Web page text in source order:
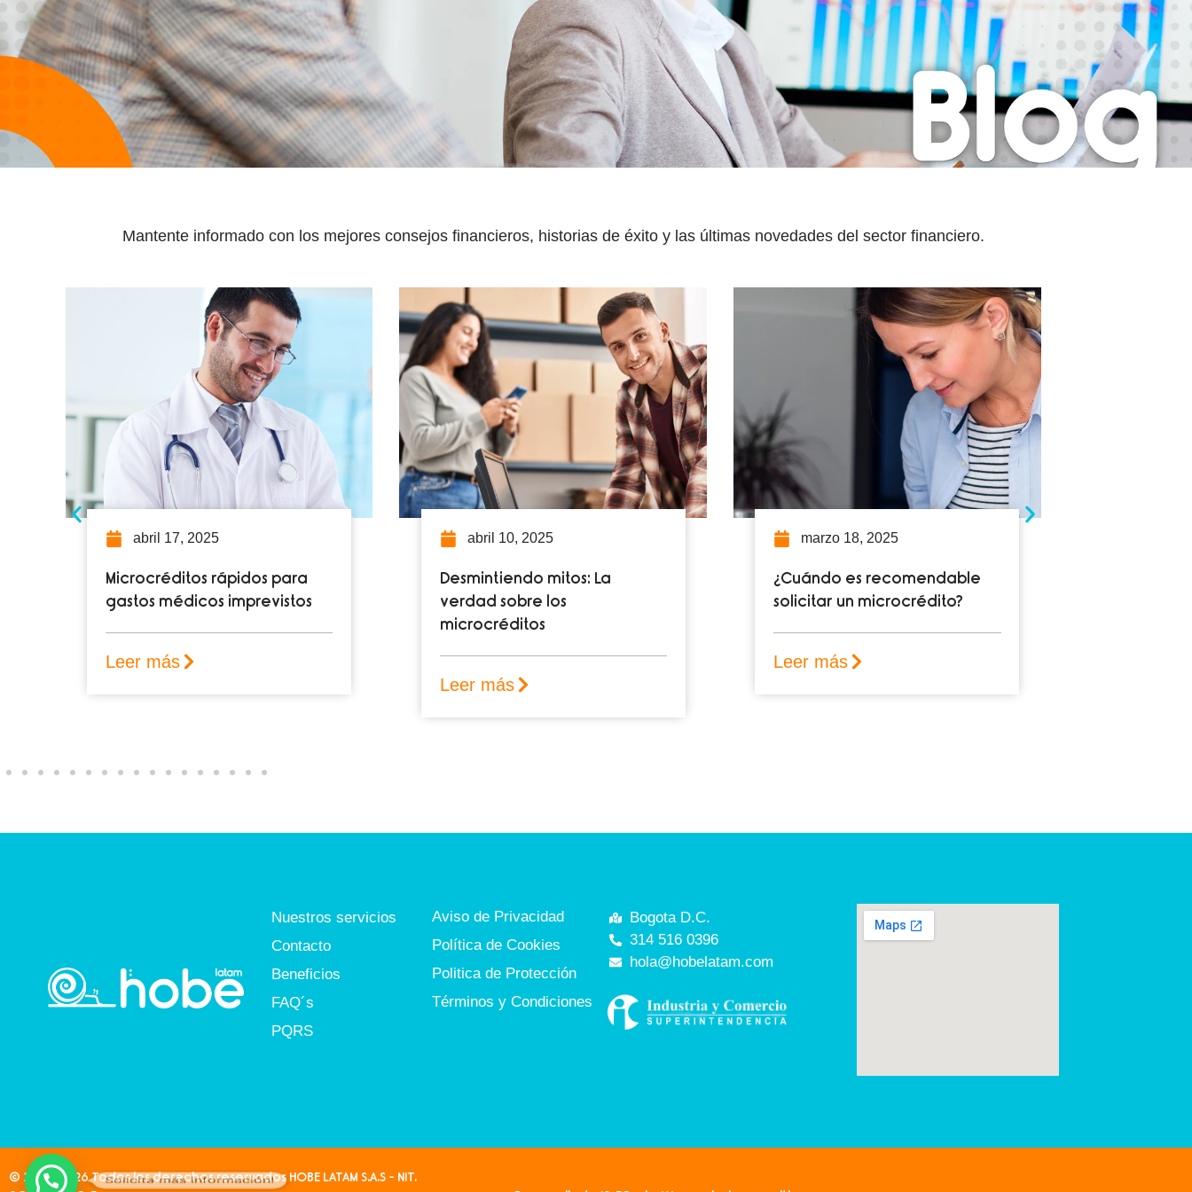
Mantente informado con los mejores consejos financieros, historias de éxito y las últimas novedades del sector financiero.
rápidos para
médicos imprevistos
Desmintiendo mitos: La
verdad sobre los
¿Cuándo es recomendable
solicitar un microcrédito?
Leer más
Diferencias entre
microcréditos y préstamos
Nuestros servicios
Contacto
Beneficios
FAQ´s
PQRS
Aviso de Privacidad
Política de Cookies
Politica de Protección
Términos y Condiciones
Bogota D.C.
314 516 0396
hola@hobelatam.com
© 2024-2026 Todos los derechos reservados HOBE LATAM S.A.S - NIT.
Solicita más información!